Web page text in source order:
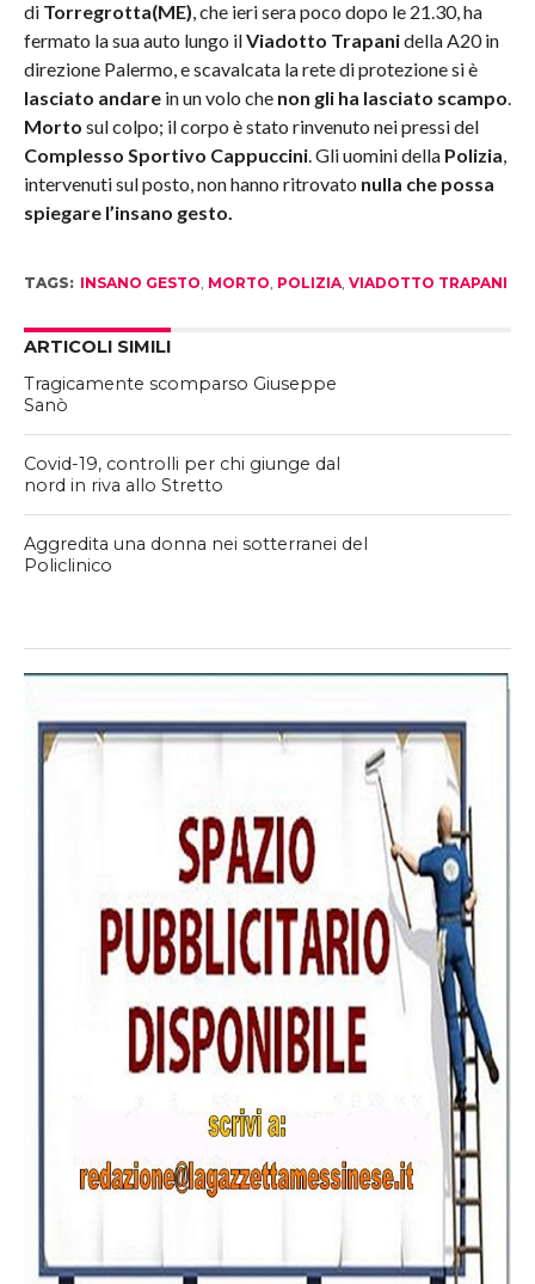
di Torregrotta(ME), che ieri sera poco dopo le 21.30, ha
fermato la sua auto lungo ilViadotto Trapanidella A20 in
direzione Palermo, e scavalcata la rete di protezione si è
lasciato andarein un volo che non gli ha lasciato scampo.
Morto sul colpo; il corpo è stato rinvenuto nei pressi del
Complesso Sportivo Cappuccini. Gli uomini della Polizia,
intervenuti sul posto, non hanno ritrovato nulla che possa
spiegare l’insano gesto.
TAGS: INSANO GESTO, MORTO, POLIZIA, VIADOTTO TRAPANI
ARTICOLI SIMILI
Tragicamente scomparso Giuseppe
Sanò
Covid-19, controlli per chi giunge dal
nord in riva allo Stretto
Aggredita una donna nei sotterranei del
Policlinico